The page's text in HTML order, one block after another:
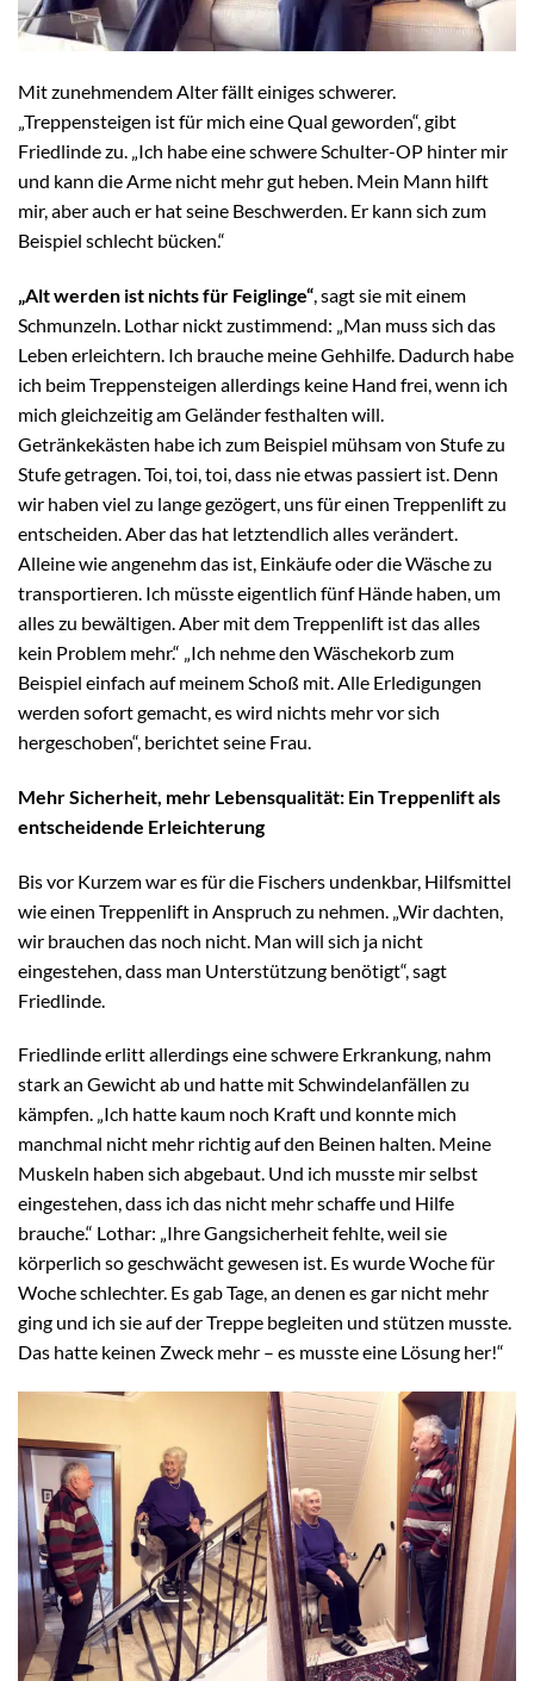
Mit zunehmendem Alter fällt einiges schwerer.
„Treppensteigen ist für mich eine Qual geworden“, gibt
Friedlinde zu. „Ich habe eine schwere Schulter-OP hinter mir
und kann die Arme nicht mehr gut heben. Mein Mann hilft
mir, aber auch er hat seine Beschwerden. Er kann sich zum
Beispiel schlecht bücken.“
„Alt werden ist nichts für Feiglinge“, sagt sie mit einem
Schmunzeln. Lothar nickt zustimmend: „Man muss sich das
Leben erleichtern. Ich brauche meine Gehhilfe. Dadurch habe
ich beim Treppensteigen allerdings keine Hand frei, wenn ich
mich gleichzeitig am Geländer festhalten will.
Getränkekästen habe ich zum Beispiel mühsam von Stufe zu
Stufe getragen. Toi, toi, toi, dass nie etwas passiert ist. Denn
wir haben viel zu lange gezögert, uns für einen Treppenlift zu
entscheiden. Aber das hat letztendlich alles verändert.
Alleine wie angenehm das ist, Einkäufe oder die Wäsche zu
transportieren. Ich müsste eigentlich fünf Hände haben, um
alles zu bewältigen. Aber mit dem Treppenlift ist das alles
kein Problem mehr.“ „Ich nehme den Wäschekorb zum
Beispiel einfach auf meinem Schoß mit. Alle Erledigungen
werden sofort gemacht, es wird nichts mehr vor sich
hergeschoben“, berichtet seine Frau.
Mehr Sicherheit, mehr Lebensqualität: Ein Treppenlift als
entscheidende Erleichterung
Bis vor Kurzem war es für die Fischers undenkbar, Hilfsmittel
wie einen Treppenlift in Anspruch zu nehmen. „Wir dachten,
wir brauchen das noch nicht. Man will sich ja nicht
eingestehen, dass man Unterstützung benötigt“, sagt
Friedlinde.
Friedlinde erlitt allerdings eine schwere Erkrankung, nahm
stark an Gewicht ab und hatte mit Schwindelanfällen zu
kämpfen. „Ich hatte kaum noch Kraft und konnte mich
manchmal nicht mehr richtig auf den Beinen halten. Meine
Muskeln haben sich abgebaut. Und ich musste mir selbst
eingestehen, dass ich das nicht mehr schaffe und Hilfe
brauche.“ Lothar: „Ihre Gangsicherheit fehlte, weil sie
körperlich so geschwächt gewesen ist. Es wurde Woche für
Woche schlechter. Es gab Tage, an denen es gar nicht mehr
ging und ich sie auf der Treppe begleiten und stützen musste.
Das hatte keinen Zweck mehr – es musste eine Lösung her!“